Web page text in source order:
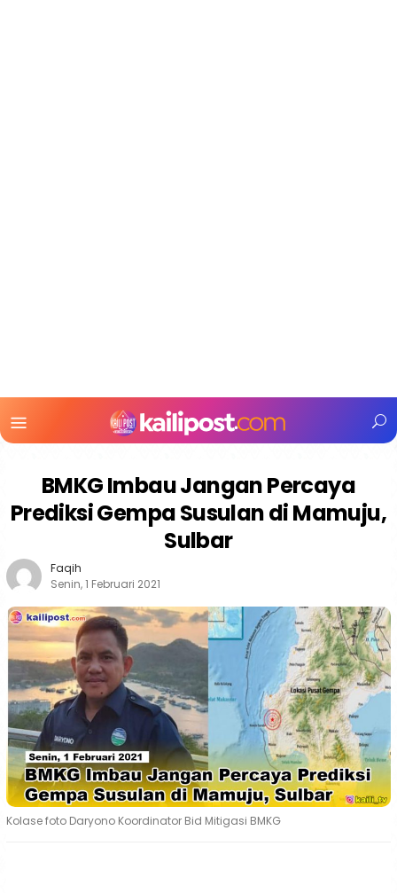
Mobile
BMKG Imbau Jangan Percaya
Prediksi Gempa Susulan di Mamuju,
Sulbar
Faqih
Senin, 1 Februari 2021
Kolase foto Daryono Koordinator Bid Mitigasi BMKG